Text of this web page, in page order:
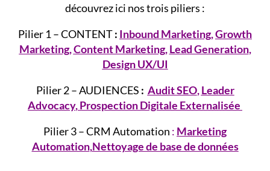
découvrez ici nos trois piliers :
Pilier 1 – CONTENT: Inbound Marketing,Growth
Marketing,Content Marketing,Lead Generation,
Design UX/UI
Pilier 2 – AUDIENCES : Audit SEO,Leader
Advocacy,Prospection Digitale Externalisée
Pilier 3 – CRM Automation : Marketing
Automation,Nettoyage de base de données